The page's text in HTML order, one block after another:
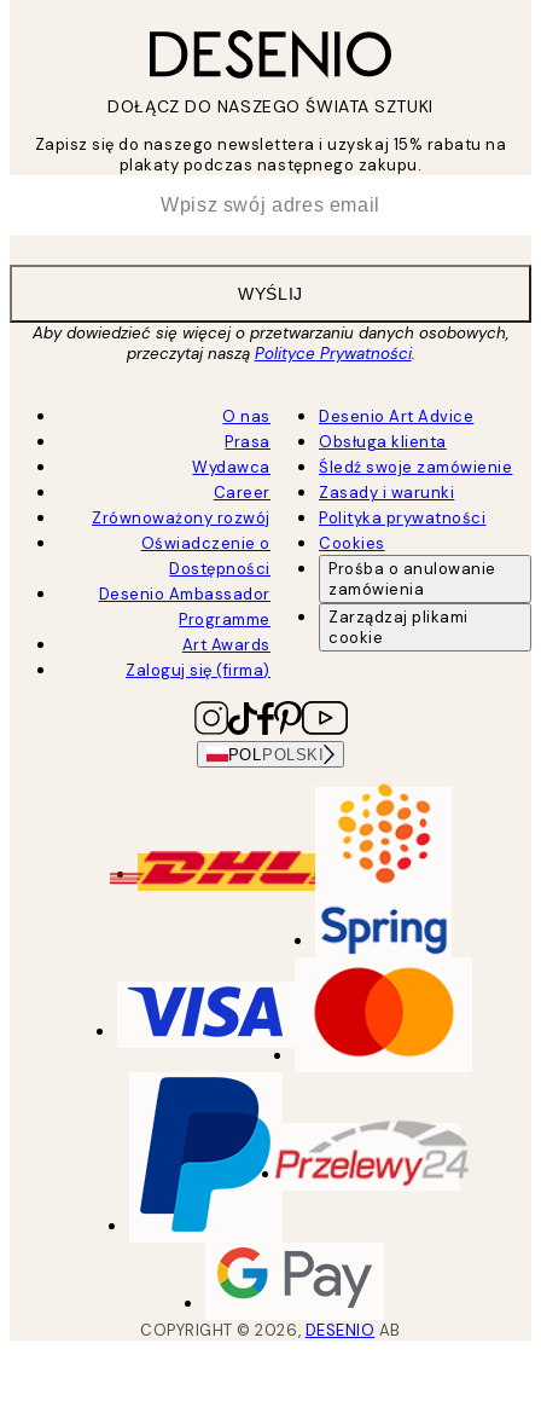
DOŁĄCZ DO NASZEGO ŚWIATA SZTUKI
Zapisz się do naszego newslettera i uzyskaj 15% rabatu na
plakaty podczas następnego zakupu.
WYŚLIJ
Aby dowiedzieć się więcej o przetwarzaniu danych osobowych,
przeczytaj naszą Polityce Prywatności.
O nas
Prasa
Wydawca
Career
Zrównoważony rozwój
Oświadczenie o
Dostępności
Desenio Ambassador
Programme
Art Awards
Zaloguj się (firma)
Desenio Art Advice
Obsługa klienta
Śledź swoje zamówienie
Zasady i warunki
Polityka prywatności
Cookies
Prośba o anulowanie
zamówienia
Zarządzaj plikami
cookie
POL POLSKI
COPYRIGHT ©2026, DESENIO AB